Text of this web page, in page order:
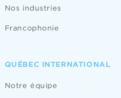
Nos industries
Francophonie
QUÉBEC INTERNATIONAL
Notre équipe